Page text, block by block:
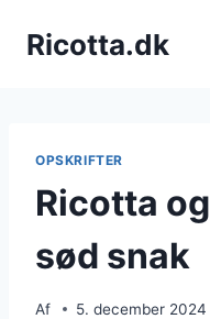
Ricotta.dk
OPSKRIFTER
Ricotta
sød snak
Af 5. december 2024